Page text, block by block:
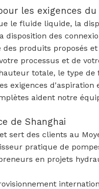
les exigences
le fluide liquide, la
disposition des
produits proposés
processus et de
totale, le type de
exigences
aident notre
de Shanghai
sert des clients au
pratique de
en projets